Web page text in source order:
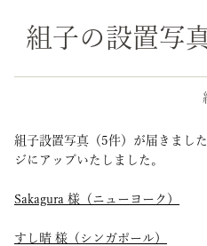
組子の設置写
組子設置写真（5件）が届きまし
ジにアップいたしました。
Sakagura 様（ニューヨーク）
すし晴 様（シンガポール）